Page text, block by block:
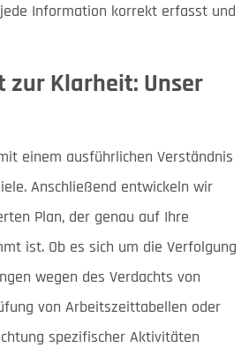
Information korrekt erfasst und
zur Klarheit: Unser
einem ausführlichen Verständnis
Anschließend entwickeln wir
Plan, der genau auf Ihre
ist. Ob es sich um die Verfolgung
wegen des Verdachts von
von Arbeitszeittabellen oder
spezifischer Aktivitäten